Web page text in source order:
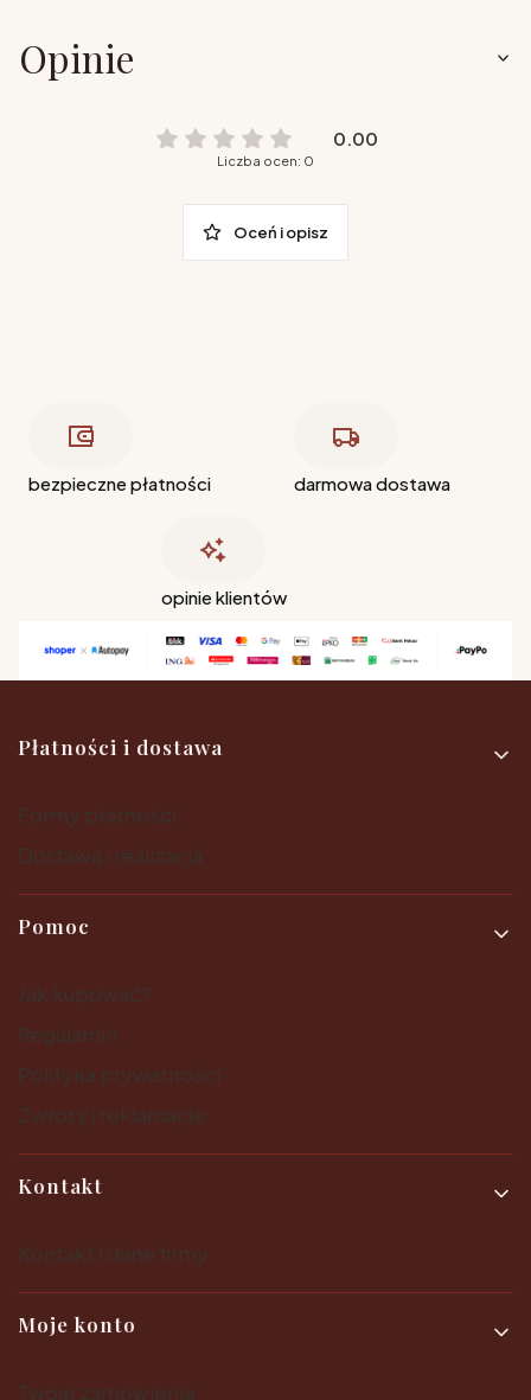
Opinie
0.00
Liczba ocen: 0
Oceń i opisz
bezpieczne płatności darmowa dostawa
opinie klientów
Linki w stopce
Płatności i dostawa
Pomoc
Kontakt
Moje konto